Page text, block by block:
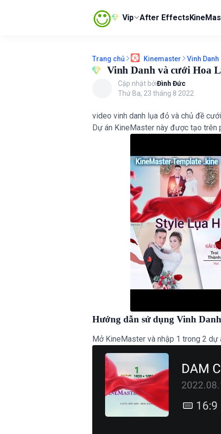
Vip After Effects
Trang chủ Kinemaster Vinh Danh
Vinh Danh và cưới Hoa
Cập nhật bởiĐình Đức
Thứ Ba, 23 tháng 8 2022
video vinh danh lụa đỏ và chủ đề
Dự án KineMaster này được tạo trên
Hướng dẫn sử dụng Vinh
Mở KineMaster và nhập 1 trong 2